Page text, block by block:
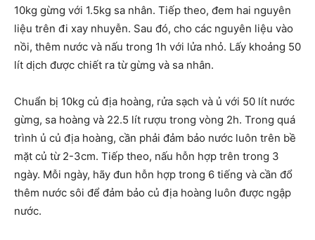
10kg gừng với 1.5kg sa nhân. Tiếp theo, đem hai nguyên
liệu trên đi xay nhuyễn. Sau đó, cho các nguyên liệu vào
nồi, thêm nước và nấu trong 1h với lửa nhỏ. Lấy khoảng 50
lít dịch được chiết ra từ gừng và sa nhân.
Chuẩn bị 10kg củ địa hoàng, rửa sạch và ủ với 50 lít nước
gừng, sa hoàng và 22.5 lít rượu trong vòng 2h. Trong quá
trình ủ củ địa hoàng, cần phải đảm bảo nước luôn trên bề
mặt củ từ 2-3cm. Tiếp theo, nấu hỗn hợp trên trong 3
ngày. Mỗi ngày, hãy đun hỗn hợp trong 6 tiếng và cần đổ
thêm nước sôi để đảm bảo củ địa hoàng luôn được ngập
nước.